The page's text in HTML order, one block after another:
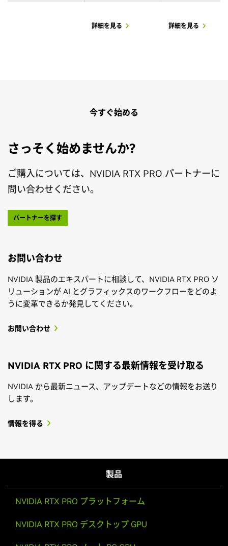
詳細を見る 詳細を見る
今すぐ始める
さっそく始めませんか?
ご購入については、NVIDIA RTX PRO パートナーに
問い合わせください。
パートナーを探す
お問い合わせ
NVIDIA 製品のエキスパートに相談して、NVIDIA RTX PRO ソ
リューションが AI とグラフィックスのワークフローをどのよ
うに変革できるか発見してください。
お問い合わせ
NVIDIA RTX PRO に関する最新情報を受け取る
NVIDIA から最新ニュース、アップデートなどの情報をお送り
します。
情報を得る
製品
NVIDIA RTX PRO プラットフォーム
NVIDIA RTX PRO デスクトップ GPU